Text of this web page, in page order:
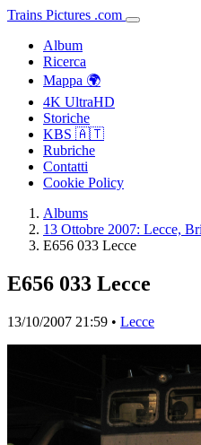
Trains Pictures .com
Album
Ricerca
Mappa 🌍
4K UltraHD
Storiche
KBS 🇦🇹
Rubriche
Contatti
Cookie Policy
Albums
13 Ottobre 2007: Lecce,
E656 033 Lecce
E656 033 Lecce
13/10/2007 21:59 • Lecce